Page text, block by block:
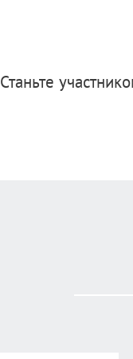
Станьте